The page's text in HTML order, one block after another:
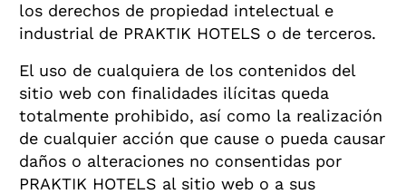
los derechos de propiedad intelectual e
industrial de PRAKTIK HOTELS o de terceros.
El uso de cualquiera de los contenidos del
sitio web con finalidades ilícitas queda
totalmente prohibido, así como la realización
de cualquier acción que cause o pueda causar
daños o alteraciones no consentidas por
PRAKTIK HOTELS al sitio web o a sus